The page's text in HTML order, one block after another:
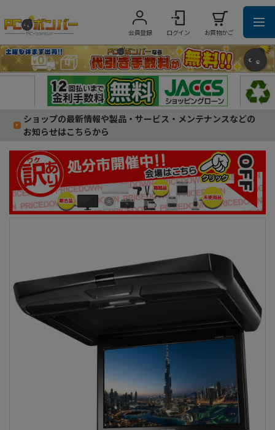
会員登録 ログイン お買物かご
ショップの最新情報や製品・サービス・メンテナンスなどの
お知らせはこちらから